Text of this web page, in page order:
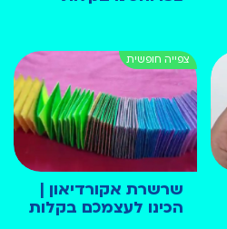
שרשרת אקורדיאון |
הכינו לעצמכם בקלות